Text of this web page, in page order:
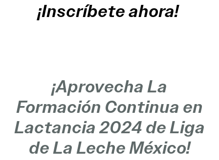
¡Inscríbete ahora!
¡Aprovecha La
Formación Continua en
Lactancia 2024 de Liga
de La Leche México!